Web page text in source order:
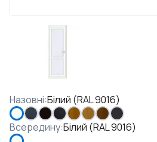
Назовні:Білий (RAL 9016)
Всередину:Білий (RAL 9016)